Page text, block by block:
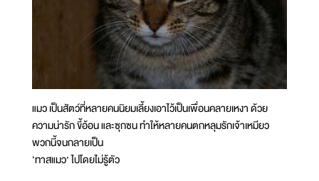
แมว เป็นสัตว์ที่หลายคนนิยมเลี้ยงเอาไว้เป็นเพื่อนคลายเหงา ด้วย
ความน่ารัก ขี้อ้อน และซุกซน ทำให้หลายคนตกหลุมรักเจ้าเหมียว
พวกนี้จนกลายเป็น
‘ทาสแมว’ ไปโดยไม่รู้ตัว